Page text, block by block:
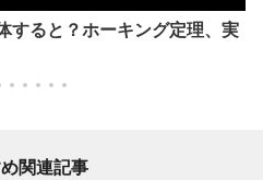
すると？ホーキング定理、実
関連記事